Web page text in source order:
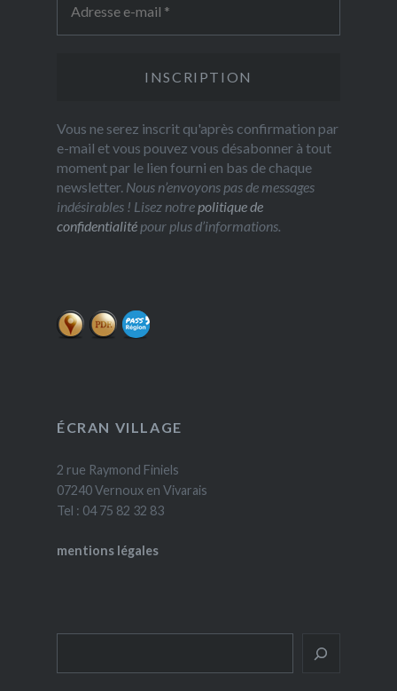
Vous ne serez inscrit qu'après confirmation par
e-mail et vous pouvez vous désabonner à tout
moment par le lien fourni en bas de chaque
newsletter. Nous n’envoyons pas de messages
indésirables ! Lisez notrepolitique de
confidentialitépour plus d’informations.
ÉCRAN VILLAGE
2 rue Raymond Finiels
07240 Vernoux en Vivarais
Tel : 04 75 82 32 83
mentions légales